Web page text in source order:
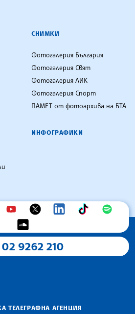
СНИМКИ
Фотогалерия България
Фотогалерия Свят
Фотогалерия ЛИК
Фотогалерия Спорт
ПАМЕТ от фотоархива на БТА
ИНФОГРАФИКИ
02 9262 210
ТЕЛЕГРАФНА АГЕНЦИЯ